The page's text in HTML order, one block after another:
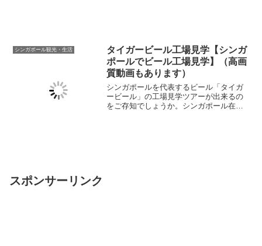
シンガポール観光・生活
タイガービール工場見学【シンガ
ポールでビール工場見学】（高画
質動画もあります）
シンガポールを代表するビール「タイガ
ービール」の工場見学ツアーが出来るの
をご存知でしょうか。シンガポール在住
スポンサーリンク